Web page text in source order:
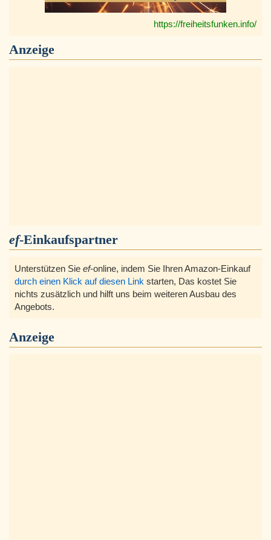
https://freiheitsfunken.info/
Anzeige
ef-Einkaufspartner
Unterstützen Sie ef-online, indem Sie Ihren Amazon-Einkauf
durch einen Klick auf diesen Link starten, Das kostet Sie
nichts zusätzlich und hilft uns beim weiteren Ausbau des
Angebots.
Anzeige